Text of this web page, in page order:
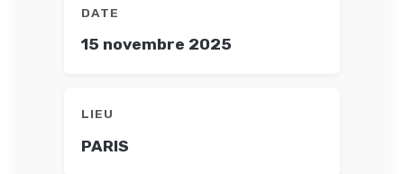
DATE
15 novembre 2025
LIEU
PARIS